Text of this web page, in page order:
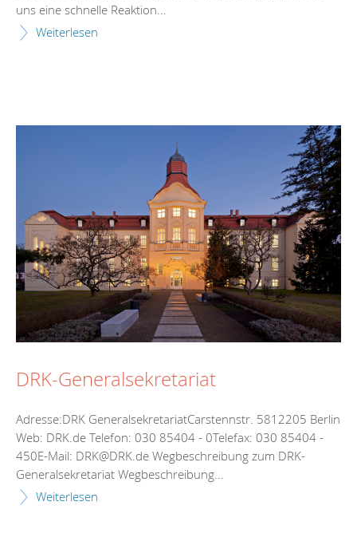
uns eine schnelle Reaktion...
Weiterlesen
DRK-Generalsekretariat
Adresse:DRK GeneralsekretariatCarstennstr. 5812205 Berlin
Web: DRK.de Telefon: 030 85404 - 0Telefax: 030 85404 -
450E-Mail: DRK@DRK.de Wegbeschreibung zum DRK-
Generalsekretariat Wegbeschreibung...
Weiterlesen